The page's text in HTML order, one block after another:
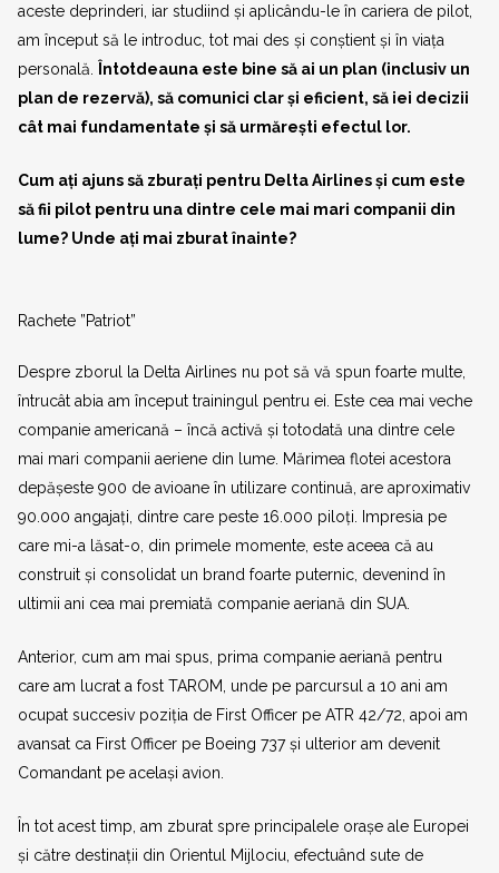
aceste deprinderi, iar studiind și aplicându-le în cariera de pilot,
am început să le introduc, tot mai des și conștient și în viața
personală.
Întotdeauna este bine să ai un plan (inclusiv un
plan de rezervă), să comunici clar și eficient, să iei decizii
cât mai fundamentate și să urmărești efectul lor.
Cum ați ajuns să zburați pentru Delta Airlines și cum este
să fii pilot pentru una dintre cele mai mari companii din
lume? Unde ați mai zburat înainte?
Rachete ”Patriot”
Despre zborul la Delta Airlines nu pot să vă spun foarte multe,
întrucât abia am început trainingul pentru ei. Este cea mai veche
companie americană – încă activă și totodată una dintre cele
mai mari companii aeriene din lume. Mărimea flotei acestora
depășeste 900 de avioane în utilizare continuă, are aproximativ
90.000 angajați, dintre care peste 16.000 piloți. Impresia pe
care mi-a lăsat-o, din primele momente, este aceea că au
construit și consolidat un brand foarte puternic, devenind în
ultimii ani cea mai premiată companie aeriană din SUA.
Anterior, cum am mai spus, prima companie aeriană pentru
care am lucrat a fost TAROM, unde pe parcursul a 10 ani am
ocupat succesiv poziția de First Officer pe ATR 42/72, apoi am
avansat ca First Officer pe Boeing 737 și ulterior am devenit
Comandant pe același avion.
În tot acest timp, am zburat spre principalele orașe ale Europei
și către destinații din Orientul Mijlociu, efectuând sute de